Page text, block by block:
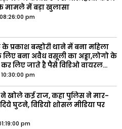
मामले में बड़ा खुलासा
pm
प्रकाश बम्होरी थाने में बना महिला
बना अवैध वसूली का अड्डा,लोगो के
कर लिए जाते है पैसे विडिओ वायरल...
pm
ने खोले कई राज, कहा पुलिस ने मार-
घुटने, विडियो शोसल मीडिया पर
pm